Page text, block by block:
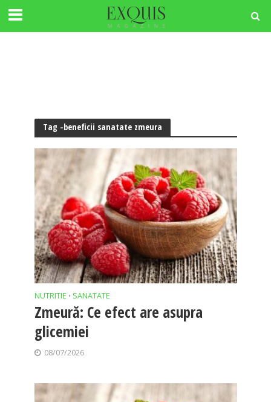
Tag -beneficii sanatate zmeura
NUTRITIE • SANATATE
Zmeură: Ce efect are asupra
glicemiei
08/07/2026